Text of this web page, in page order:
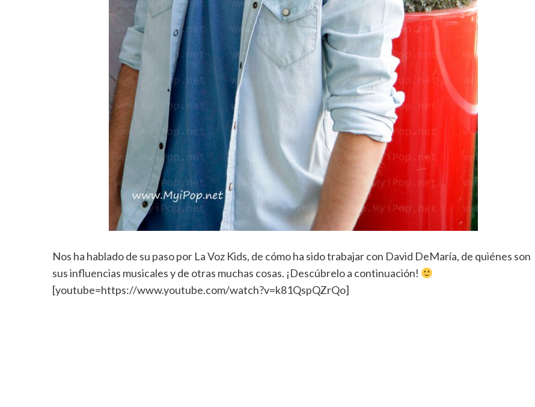
Nos ha hablado de su paso por La Voz Kids, de cómo ha sido trabajar con David DeMaría, de quiénes son
sus influencias musicales y de otras muchas cosas. ¡Descúbrelo a continuación!
[youtube=https://www.youtube.com/watch?v=k81QspQZrQo]